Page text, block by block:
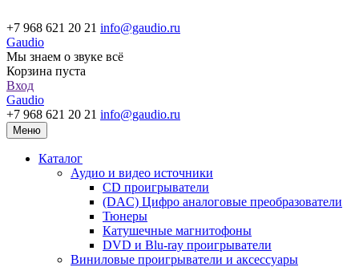
+7 968 621 20 21 info@gaudio.ru
Gaudio
Мы знаем о звуке всё
Корзина пуста
Вход
Gaudio
+7 968 621 20 21 info@gaudio.ru
Меню
Каталог
Аудио и видео источники
CD проигрыватели
(DAC) Цифро аналоговые преобразователи
Тюнеры
Катушечные магнитофоны
DVD и Blu-ray проигрыватели
Виниловые проигрыватели и аксессуары